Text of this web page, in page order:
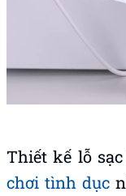
Thiết kế lỗ
chơi tình dục